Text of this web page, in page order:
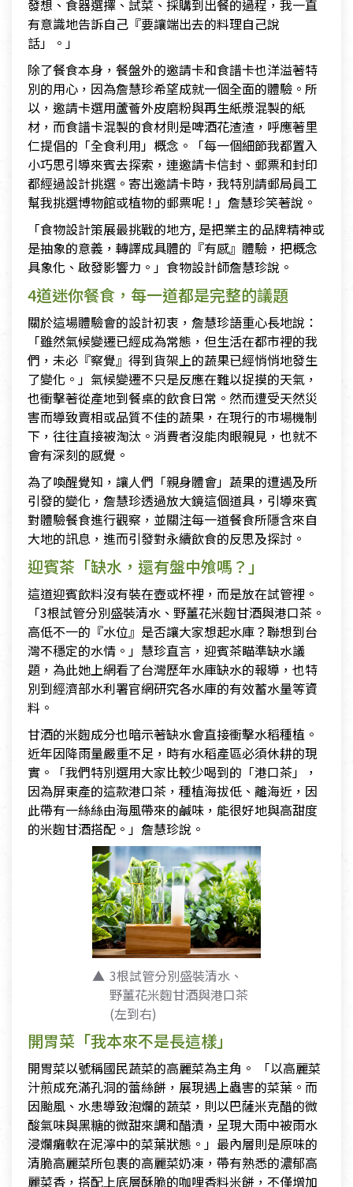
發想、食器選擇、試菜、採購到出餐的過程，我一直
有意識地告訴自己『要讓端出去的料理自己說
話」。」
除了餐食本身，餐盤外的邀請卡和食譜卡也洋溢著特
別的用心，因為詹慧珍希望成就一個全面的體驗。所
以，邀請卡選用蘆薈外皮磨粉與再生紙漿混製的紙
材，而食譜卡混製的食材則是啤酒花渣渣，呼應著里
仁提倡的「全食利用」概念。「每一個細節我都置入
小巧思引導來賓去探索，連邀請卡信封、郵票和封印
都經過設計挑選。寄出邀請卡時，我特別請郵局員工
幫我挑選博物館或植物的郵票呢 ! 」詹慧珍笑著說。
「食物設計策展最挑戰的地方, 是把業主的品牌精神或
是抽象的意義，轉譯成具體的『有感』體驗，把概念
具象化、啟發影響力。」食物設計師詹慧珍說。
4道迷你餐食，每一道都是完整的議題
關於這場體驗會的設計初衷，詹慧珍語重心長地說：
「雖然氣候變遷已經成為常態，但生活在都市裡的我
們，未必『察覺』得到貨架上的蔬果已經悄悄地發生
了變化。」氣候變遷不只是反應在難以捉摸的天氣，
也衝擊著從產地到餐桌的飲食日常。然而遭受天然災
害而導致賣相或品質不佳的蔬果，在現行的市場機制
下，往往直接被淘汰。消費者沒能肉眼親見，也就不
會有深刻的感覺。
為了喚醒覺知，讓人們「親身體會」蔬果的遭遇及所
引發的變化，詹慧珍透過放大鏡這個道具，引導來賓
對體驗餐食進行觀察，並關注每一道餐食所隱含來自
大地的訊息，進而引發對永續飲食的反思及探討。
迎賓茶「缺水，還有盤中飧嗎？」
這道迎賓飲料沒有裝在壺或杯裡，而是放在試管裡。
「3根試管分別盛裝清水、野薑花米麴甘酒與港口茶。
高低不一的『水位』是否讓大家想起水庫？聯想到台
灣不穩定的水情。」慧珍直言，迎賓茶瞄準缺水議
題，為此她上網看了台灣歷年水庫缺水的報導，也特
別到經濟部水利署官網研究各水庫的有效蓄水量等資
料。
甘酒的米麴成分也暗示著缺水會直接衝擊水稻種植。
近年因降雨量嚴重不足，時有水稻產區必須休耕的現
實。「我們特別選用大家比較少喝到的「港口茶」，
因為屏東產的這款港口茶，種植海拔低、離海近，因
此帶有一絲絲由海風帶來的鹹味，能很好地與高甜度
的米麴甘酒搭配。」詹慧珍說。
3根試管分別盛裝清水、
野薑花米麴甘酒與港口茶
(左到右)
開胃菜「我本來不是長這樣」
開胃菜以號稱國民蔬菜的高麗菜為主角。 「以高麗菜
汁煎成充滿孔洞的蕾絲餅，展現遇上蟲害的菜葉。而
因颱風、水患導致泡爛的蔬菜，則以巴薩米克醋的微
酸氣味與黑糖的微甜來調和醋漬，呈現大雨中被雨水
浸爛癱軟在泥濘中的菜葉狀態。」最內層則是原味的
清脆高麗菜所包裹的高麗菜奶凍，帶有熟悉的濃郁高
麗菜香，搭配上底層酥脆的咖哩香料米餅，不僅增加